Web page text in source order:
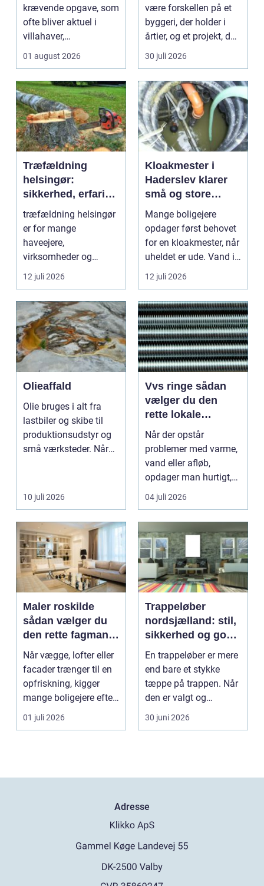
krævende opgave, som
ofte bliver aktuel i
villahaver,
01 august 2026
være forskellen på et
byggeri, der holder i
årtier, og et projekt, der
hurtigt ...
30 juli 2026
Træfældning
helsingør:
sikkerhed, erfaring
og gode løsninger
i nordsjælland
træfældning helsingør
er for mange
haveejere,
virksomheder og
grundejerforeninger et
nødvendigt skri...
12 juli 2026
Kloakmester i
Haderslev klarer
små og store
akutte opgaver
Mange boligejere
opdager først behovet
for en kloakmester, når
uheldet er ude. Vand i
12 juli 2026
Olieaffald
Olie bruges i alt fra
lastbiler og skibe til
produktionsudstyr og
små værksteder. Når
10 juli 2026
Vvs ringe sådan
vælger du den
rette lokale
installatør
Når der opstår
problemer med varme,
vand eller afløb,
opdager man hurtigt,
hvor afhængig
hverdagen e...
04 juli 2026
Maler roskilde
sådan vælger du
den rette fagmand
til opgaven
Når vægge, lofter eller
facader trænger til en
opfriskning, kigger
mange boligejere efter
en maler R...
01 juli 2026
Trappeløber
nordsjælland: stil,
sikkerhed og god
akustik i hjemmet
En trappeløber er mere
end bare et stykke
tæppe på trappen. Når
den er valgt og
monteret rigtigt, gi...
30 juni 2026
Adresse